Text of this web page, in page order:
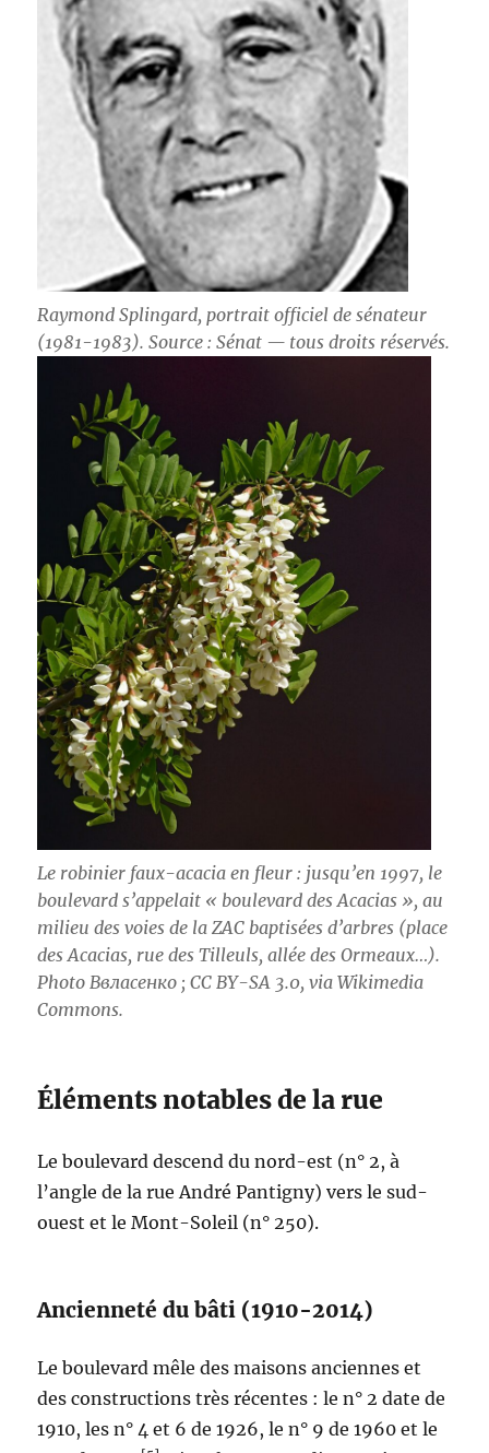
Raymond Splingard, portrait officiel de sénateur
(1981-1983). Source : Sénat — tous droits réservés.
Le robinier faux-acacia en fleur : jusqu’en 1997, le
boulevard s’appelait « boulevard des Acacias », au
milieu des voies de la ZAC baptisées d’arbres (place
des Acacias, rue des Tilleuls, allée des Ormeaux…).
Photo Ввласенко ; CC BY-SA 3.0, via Wikimedia
Commons.
Éléments notables de la rue
Le boulevard descend du nord-est (n° 2, à
l’angle de la rue André Pantigny) vers le sud-
ouest et le Mont-Soleil (n° 250).
Ancienneté du bâti (1910-2014)
Le boulevard mêle des maisons anciennes et
des constructions très récentes : le n° 2 date de
1910, les n° 4 et 6 de 1926, le n° 9 de 1960 et le